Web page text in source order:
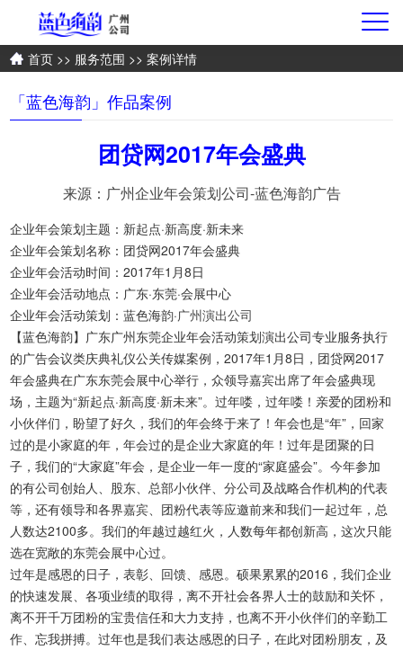
首页 >> 服务范围 >> 案例详情
「蓝色海韵」作品案例
团贷网2017年会盛典
来源：广州企业年会策划公司-蓝色海韵广告
企业年会策划主题：新起点·新高度·新未来
企业年会策划名称：团贷网2017年会盛典
企业年会活动时间：2017年1月8日
企业年会活动地点：广东·东莞·会展中心
企业年会活动策划：蓝色海韵·广州演出公司
【蓝色海韵】广东广州东莞企业年会活动策划演出公司专业服务执行
的广告会议类庆典礼仪公关传媒案例，2017年1月8日，团贷网2017
年会盛典在广东东莞会展中心举行，众领导嘉宾出席了年会盛典现
场，主题为“新起点·新高度·新未来”。过年喽，过年喽！亲爱的团粉和
小伙伴们，盼望了好久，我们的年会终于来了！年会也是“年”，回家
过的是小家庭的年，年会过的是企业大家庭的年！过年是团聚的日
子，我们的“大家庭”年会，是企业一年一度的“家庭盛会”。今年参加
的有公司创始人、股东、总部小伙伴、分公司及战略合作机构的代表
等，还有领导和各界嘉宾、团粉代表等应邀前来和我们一起过年，总
人数达2100多。我们的年越过越红火，人数每年都创新高，这次只能
选在宽敞的东莞会展中心过。
过年是感恩的日子，表彰、回馈、感恩。硕果累累的2016，我们企业
的快速发展、各项业绩的取得，离不开社会各界人士的鼓励和关怀，
离不开千万团粉的宝贵信任和大力支持，也离不开小伙伴们的辛勤工
作、忘我拼搏。过年也是我们表达感恩的日子，在此对团粉朋友，及